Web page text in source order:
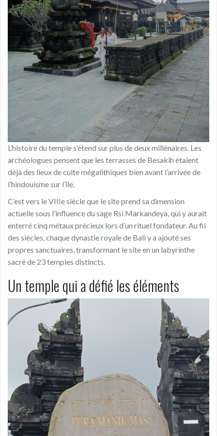
L’histoire du temple s’étend sur plus de deux millénaires. Les
archéologues pensent que les terrasses de Besakih étaient
déjà des lieux de culte mégalithiques bien avant l’arrivée de
l’hindouisme sur l’île.
C’est vers le VIIIe siècle que le site prend sa dimension
actuelle sous l’influence du sage Rsi Markandeya, qui y aurait
enterré cinq métaux précieux lors d’un rituel fondateur. Au fil
des siècles, chaque dynastie royale de Bali y a ajouté ses
propres sanctuaires, transformant le site en un labyrinthe
sacré de 23 temples distincts.
Un temple qui a défié les éléments